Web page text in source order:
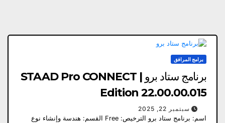
برامج المرافق
برنامج ستاد برو | STAAD Pro CONNECT
Edition 22.00.00.015
سبتمبر 22, 2025
اسم: برنامج ستاد برو الترخيص: Free القسم: هندسة وإنشاء نوع